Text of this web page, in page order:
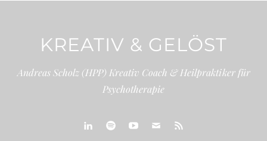
KREATIV & GELÖST
Andreas Scholz (HPP) Kreativ Coach & Heilpraktiker für
Psychotherapie